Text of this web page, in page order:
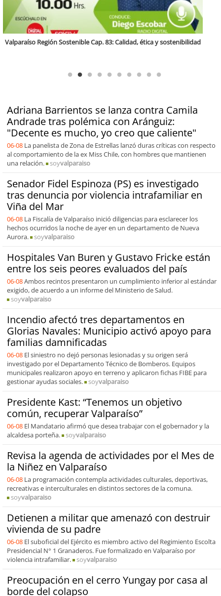
Adriana Barrientos se lanza contra Camila
Andrade tras polémica con Aránguiz:
"Decente es mucho, yo creo que caliente"
06-08 La panelista de Zona de Estrellas lanzó duras críticas con respecto
al comportamiento de la ex Miss Chile, con hombres que mantienen
una relación.
soyvalparaiso
Senador Fidel Espinoza (PS) es investigado
tras denuncia por violencia intrafamiliar en
Viña del Mar
06-08 La Fiscalía de Valparaíso inició diligencias para esclarecer los
hechos ocurridos la noche de ayer en un departamento de Nueva
Aurora.
soyvalparaiso
Hospitales Van Buren y Gustavo Fricke están
entre los seis peores evaluados del país
06-08Ambos recintos presentaron un cumplimiento inferior al estándar
exigido, de acuerdo a un informe del Ministerio de Salud.
soyvalparaiso
Incendio afectó tres departamentos en
Glorias Navales: Municipio activó apoyo para
familias damnificadas
06-08 El siniestro no dejó personas lesionadas y su origen será
investigado por el Departamento Técnico de Bomberos. Equipos
municipales realizaron apoyo en terreno y aplicaron fichas FIBE para
gestionar ayudas sociales.
soyvalparaiso
Presidente Kast: “Tenemos un objetivo
común, recuperar Valparaíso”
06-08 El Mandatario afirmó que desea trabajar con el gobernador y la
alcaldesa porteña.
soyvalparaiso
Revisa la agenda de actividades por el Mes de
la Niñez en Valparaíso
06-08 La programación contempla actividades culturales, deportivas,
recreativas e interculturales en distintos sectores de la comuna.
soyvalparaiso
Detienen a militar que amenazó con destruir
vivienda de su padre
06-08 El suboficial del Ejército es miembro activo del Regimiento Escolta
Presidencial N° 1 Granaderos. Fue formalizado en Valparaíso por
violencia intrafamiliar.
soyvalparaiso
Preocupación en el cerro Yungay por casa al
borde del colapso